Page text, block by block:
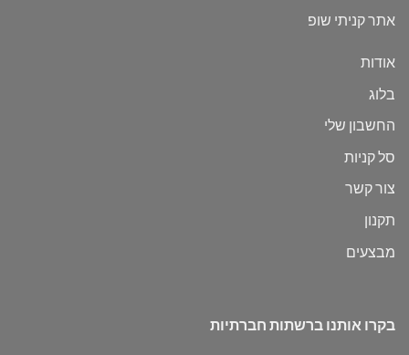
אתר קניתי שופ
אודות
בלוג
החשבון שלי
סל קניות
צור קשר
תקנון
מבצעים
בקרו אותנו ברשתות חברתיות